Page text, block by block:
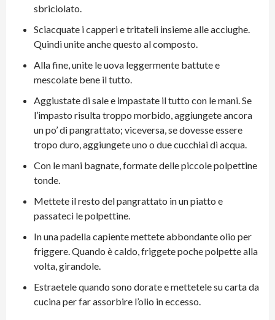
sbriciolato.
Sciacquate i capperi e tritateli insieme alle acciughe.
Quindi unite anche questo al composto.
Alla fine, unite le uova leggermente battute e
mescolate bene il tutto.
Aggiustate di sale e impastate il tutto con le mani. Se
l’impasto risulta troppo morbido, aggiungete ancora
un po’ di pangrattato; viceversa, se dovesse essere
tropo duro, aggiungete uno o due cucchiai di acqua.
Con le mani bagnate, formate delle piccole polpettine
tonde.
Mettete il resto del pangrattato in un piatto e
passateci le polpettine.
In una padella capiente mettete abbondante olio per
friggere. Quando è caldo, friggete poche polpette alla
volta, girandole.
Estraetele quando sono dorate e mettetele su carta da
cucina per far assorbire l’olio in eccesso.